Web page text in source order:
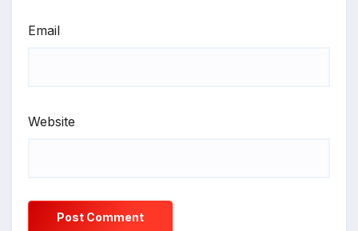
Email
Website